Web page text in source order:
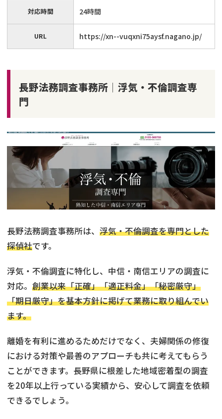
対応時間 24時間
URL https://xn--vuqxni75aysf.nagano.jp/
長野法務調査事務所│浮気・不倫調査専
門
長野法務調査事務所は、 浮気・不倫調査を専門とした
探偵社です。
浮気・不倫調査に特化し、中信・南信エリアの調査に
対応。 創業以来「正確」「適正料金」「秘密厳守」
「期日厳守」を基本方針に掲げて業務に取り組んでい
ます。
離婚を有利に進めるためだけでなく、夫婦関係の修復
における対策や最善のアプローチも共に考えてもらう
ことができます。長野県に根差した地域密着型の調査
を20年以上行っている実績から、安心して調査を依頼
できるでしょう。